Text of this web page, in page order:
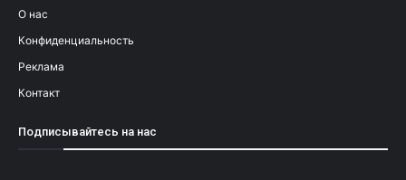
О нас
Конфиденциальность
Реклама
Контакт
Подписывайтесь на нас